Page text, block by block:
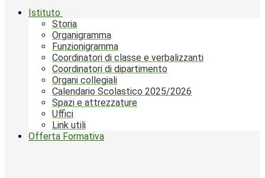
Istituto
Storia
Organigramma
Funzionigramma
Coordinatori di classe e verbalizzanti
Coordinatori di dipartimento
Organi collegiali
Calendario Scolastico 2025/2026
Spazi e attrezzature
Uffici
Link utili
Offerta Formativa